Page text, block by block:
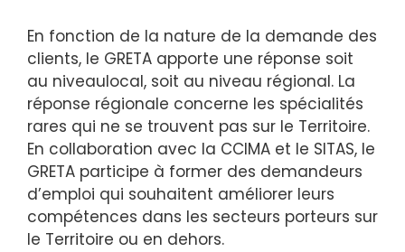
En fonction de la nature de la demande des
clients, le GRETA apporte une réponse soit
au niveaulocal, soit au niveau régional. La
réponse régionale concerne les spécialités
rares qui ne se trouvent pas sur le Territoire.
En collaboration avec la CCIMA et le SITAS, le
GRETA participe à former des demandeurs
d’emploi qui souhaitent améliorer leurs
compétences dans les secteurs porteurs sur
le Territoire ou en dehors.